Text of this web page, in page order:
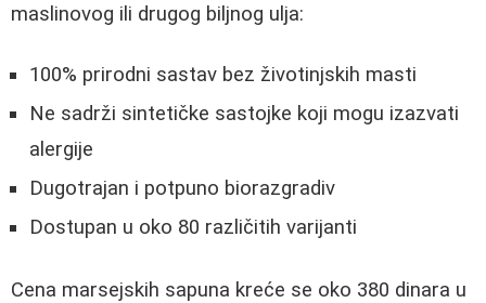
maslinovog ili drugog biljnog ulja:
100% prirodni sastav bez životinjskih masti
Ne sadrži sintetičke sastojke koji mogu izazvati
alergije
Dugotrajan i potpuno biorazgradiv
Dostupan u oko 80 različitih varijanti
Cena marsejskih sapuna kreće se oko 380 dinara u